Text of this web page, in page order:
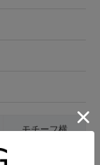
モチーフ横